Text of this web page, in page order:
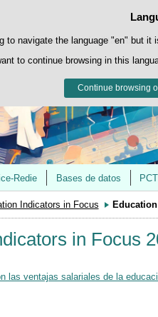
its own cookies to facilitate
You can get more
to navigate the language "en" but it
to continue browsing in this
Continue browsing
Redie Bases de datos
Indicators in Focus
in Focus
las ventajas salariales de la